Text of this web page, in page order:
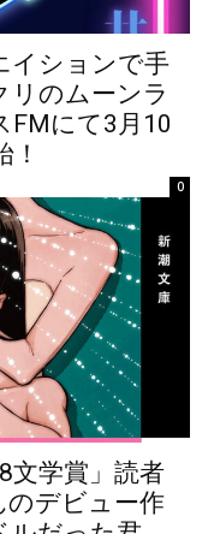
イションで手
リのムーンラ
FMにて3月10
0
文学賞」読者
のデビュー作